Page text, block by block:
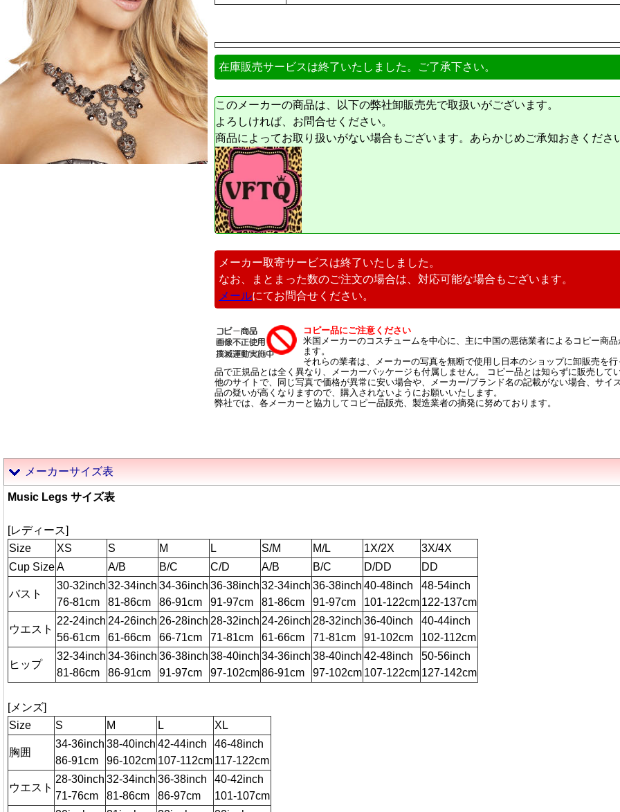
在庫販売サービスは終了いたしました。ご了承下さい。
このメーカーの商品は、以下の弊社卸販売先で取扱いがございます。
よろしければ、お問合せください。
商品によってお取り扱いがない場合もございます。あらかじめご承知おきくださ
メーカー取寄サービスは終了いたしました。
なお、まとまった数のご注文の場合は、対応可能な場合もございます。
メールにてお問合せください。
コピー品にご注意ください
米国メーカーのコスチュームを中心に、主に中国の悪徳業者によるコピー商
ます。
それらの業者は、メーカーの写真を無断で使用し日本のショップに卸販売を
品で正規品とは全く異なり、メーカーパッケージも付属しません。 コピー品とは知らずに販売して
他のサイトで、同じ写真で価格が異常に安い場合や、メーカー/ブランド名の記載がない場合、サイ
品の疑いが高くなりますので、購入されないようにお願いいたします。
弊社では、各メーカーと協力してコピー品販売、製造業者の摘発に努めております。
メーカーサイズ表
Music Legs サイズ表
[レディース]
Size
XS S M L S/M M/L 1X/2X
3X/4X
Cup SizeA A/B B/C C/D A/B B/C D/DD DD
バスト
30-32inch
76-81cm
32-34inch
81-86cm
34-36inch
86-91cm
36-38inch
91-97cm
32-34inch
81-86cm
36-38inch
91-97cm
40-48inch
101-122cm
48-54inch
122-137cm
ウエスト
22-24inch
56-61cm
24-26inch
61-66cm
26-28inch
66-71cm
28-32inch
71-81cm
24-26inch
61-66cm
28-32inch
71-81cm
36-40inch
91-102cm
40-44inch
102-112cm
ヒップ
32-34inch
81-86cm
34-36inch
86-91cm
36-38inch
91-97cm
38-40inch
97-102cm
34-36inch
86-91cm
38-40inch
97-102cm
42-48inch
107-122cm
50-56inch
127-142cm
[メンズ]
Size
S M L XL
胸囲
34-36inch
86-91cm
38-40inch
96-102cm
42-44inch
107-112cm
46-48inch
117-122cm
ウエスト
28-30inch
71-76cm
32-34inch
81-86cm
36-38inch
86-97cm
40-42inch
101-107cm